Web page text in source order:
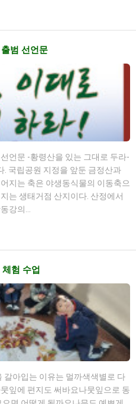
범 선언문
언문 -황령산을 있는 그대로 두라-
국립공원 지정을 앞둔 금정산과
지는 축은 야생동식물의 이동축으
는 생태거점 산지이다. 산정에서
강의…
험 수업
갈아입는 이유는 멀까색색별로 다
잎에 편지도 써바요나뭇잎으로 동